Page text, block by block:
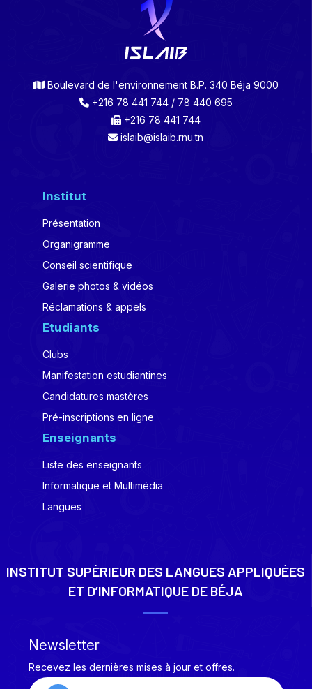
Boulevard de l'environnement B.P. 340 Béja 9000
+216 78 441 744 / 78 440 695
+216 78 441 744
islaib@islaib.rnu.tn
Institut
Présentation
Organigramme
Conseil scientifique
Galerie photos & vidéos
Réclamations & appels
Etudiants
Clubs
Manifestation estudiantines
Candidatures mastères
Pré-inscriptions en ligne
Enseignants
Liste des enseignants
Informatique et Multimédia
Langues
INSTITUT SUPÉRIEUR DES LANGUES APPLIQUÉES
ET D’INFORMATIQUE DE BÉJA
Newsletter
Recevez les dernières mises à jour et offres.